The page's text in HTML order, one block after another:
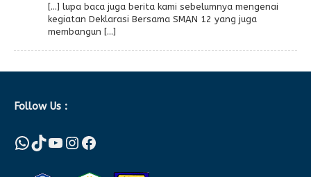
[…] lupa baca juga berita kami sebelumnya mengenai
kegiatan Deklarasi Bersama SMAN 12 yang juga
membangun […]
Follow Us :
WhatsApp
TikTok
YouTube
Instagram
Facebook